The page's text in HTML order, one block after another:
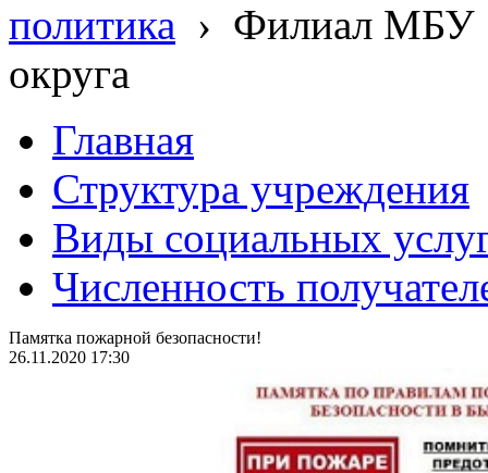
политика › Филиал МБУ
округа
Главная
Структура учреждения
Виды социальных
Численность
Памятка пожарной безопасности!
26.11.2020 17:30